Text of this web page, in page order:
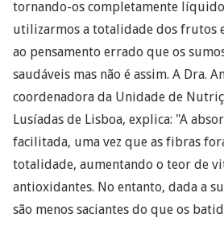
tornando-os completamente
utilizarmos a totalidade dos frutos
ao pensamento errado que os
saudáveis mas não é assim. A Dra.
coordenadora da Unidade de
Lusíadas de Lisboa, explica: "A
facilitada, uma vez que as fibras
totalidade, aumentando o teor de
antioxidantes. No entanto, dada a
são menos saciantes do que os